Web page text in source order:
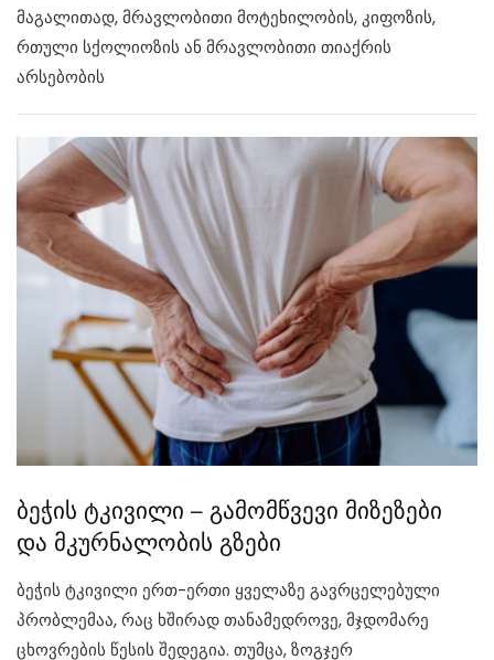
მაგალითად, მრავლობითი მოტეხილობის, კიფოზის,
რთული სქოლიოზის ან მრავლობითი თიაქრის
არსებობის
ბეჭის ტკივილი – გამომწვევი მიზეზები
და მკურნალობის გზები
ბეჭის ტკივილი ერთ-ერთი ყველაზე გავრცელებული
პრობლემაა, რაც ხშირად თანამედროვე, მჯდომარე
ცხოვრების წესის შედეგია. თუმცა, ზოგჯერ